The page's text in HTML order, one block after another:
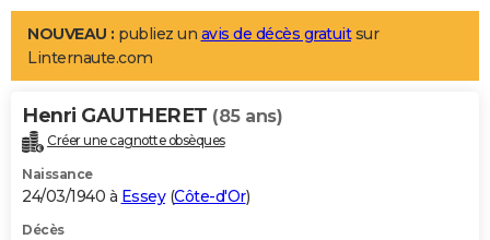
LIFESTYLE
Art de vivre
Bien-être
Loisirs
Mode
Modes de vie
Alimentation
Guide de la santé
Maladies
Médicaments
Sommeil
VOYAGE
Destinations
City break
Voyage nature
Voyage de noces
Forum
Climat
+PHOTO
GUIDES D'ACHAT
NOUVEAU : publiez un avis de décès gratuitsur
Linternaute.com
Henri GAUTHERET (85 ans)
Créer une cagnotte obsèques
Naissance
24/03/1940 à Essey(Côte-d'Or)
Décès